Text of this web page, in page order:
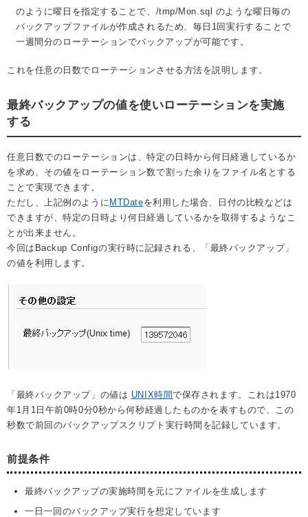
のように曜日を指定することで、/tmp/Mon.sql のような曜日毎の
バックアップファイルが作成されるため、毎日1回実行することで
一週間分のローテーションでバックアップが可能です。
これを任意の日数でローテーションさせる方法を説明します。
最終バックアップの値を使いローテーションを実施
する
任意日数でのローテーションは、特定の日時から何日経過しているか
を求め、その値をローテーション数で割った余りをファイル名とする
ことで実現できます。
ただし、上記例のように MTDateを利用した場合、日付の比較などは
できますが、特定の日時より何日経過しているかを取得するようなこ
とが出来ません。
今回はBackup Configの実行時に記録される、「最終バックアップ」
の値を利用します。
「最終バックアップ」の値は UNIX時間で保存されます。これは1970
年1月1日午前0時0分0秒から何秒経過したものかを表すもので、この
秒数で前回のバックアップスクリプト実行時間を記録しています。
前提条件
最終バックアップの実施時間を元にファイルを生成します
一日一回のバックアップ実行を想定しています